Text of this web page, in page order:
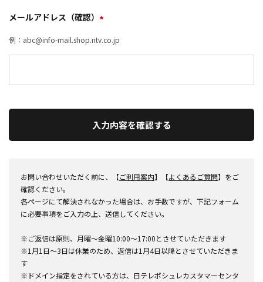
メールアドレス（確認） *
例：abc@info-mail.shop.ntv.co.jp
入力内容を確認する
お問い合わせいただく前に、【ご利用案内】【よくあるご質問】をご
確認ください。
各ページにて解決されなかった場合は、お手数ですが、下記フォーム
に必要事項をご入力の上、送信してください。
※ご返信は原則、月曜～金曜10:00～17:00とさせていただきます
※1月1日～3日は休業のため、返信は1月4日以降とさせていただきま
す
※ドメイン指定をされている方は、日テレポシュレカスタマーセンタ